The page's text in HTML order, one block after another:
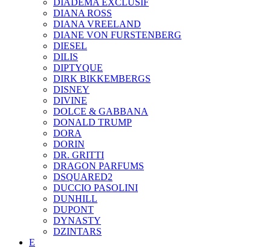
DIADEMA EXCLUSIF
DIANA ROSS
DIANA VREELAND
DIANE VON FURSTENBERG
DIESEL
DILIS
DIPTYQUE
DIRK BIKKEMBERGS
DISNEY
DIVINE
DOLCE & GABBANA
DONALD TRUMP
DORA
DORIN
DR. GRITTI
DRAGON PARFUMS
DSQUARED2
DUCCIO PASOLINI
DUNHILL
DUPONT
DYNASTY
DZINTARS
E